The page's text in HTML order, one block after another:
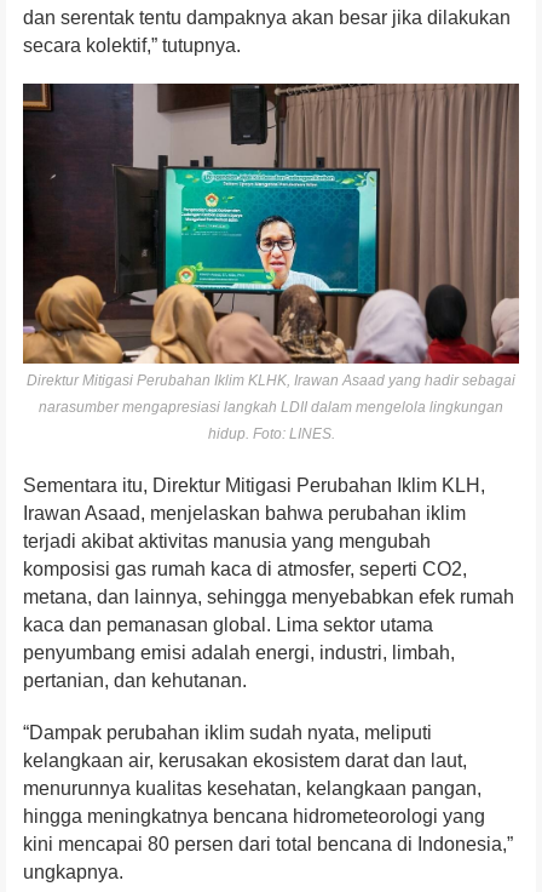
dan serentak tentu dampaknya akan besar jika dilakukan
secara kolektif,” tutupnya.
Direktur Mitigasi Perubahan Iklim KLHK, Irawan Asaad yang hadir sebagai
narasumber mengapresiasi langkah LDII dalam mengelola lingkungan
hidup. Foto: LINES.
Sementara itu, Direktur Mitigasi Perubahan Iklim KLH,
Irawan Asaad, menjelaskan bahwa perubahan iklim
terjadi akibat aktivitas manusia yang mengubah
komposisi gas rumah kaca di atmosfer, seperti CO2,
metana, dan lainnya, sehingga menyebabkan efek rumah
kaca dan pemanasan global. Lima sektor utama
penyumbang emisi adalah energi, industri, limbah,
pertanian, dan kehutanan.
“Dampak perubahan iklim sudah nyata, meliputi
kelangkaan air, kerusakan ekosistem darat dan laut,
menurunnya kualitas kesehatan, kelangkaan pangan,
hingga meningkatnya bencana hidrometeorologi yang
kini mencapai 80 persen dari total bencana di Indonesia,”
ungkapnya.